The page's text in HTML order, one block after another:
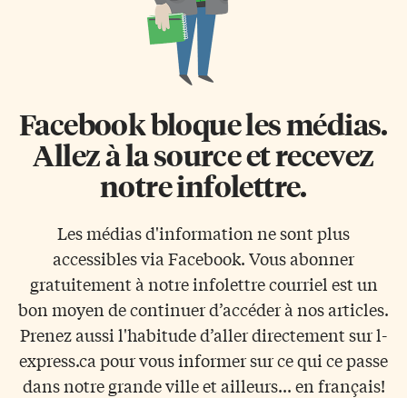
Facebook bloque les médias.
Allez à la source et recevez
notre infolettre.
Les médias d'information ne sont plus
accessibles via Facebook. Vous abonner
gratuitement à notre infolettre courriel est un
bon moyen de continuer d’accéder à nos articles.
Prenez aussi l'habitude d’aller directement sur l-
express.ca pour vous informer sur ce qui ce passe
dans notre grande ville et ailleurs... en français!